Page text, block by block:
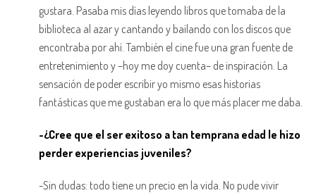
gustara. Pasaba mis días leyendo libros que tomaba de la
biblioteca al azar y cantando y bailando con los discos que
encontraba por ahí. También el cine fue una gran fuente de
entretenimiento y –hoy me doy cuenta– de inspiración. La
sensación de poder escribir yo mismo esas historias
fantásticas que me gustaban era lo que más placer me daba.
-¿Cree que el ser exitoso a tan temprana edad le hizo
perder experiencias juveniles?
-Sin dudas: todo tiene un precio en la vida. No pude vivir